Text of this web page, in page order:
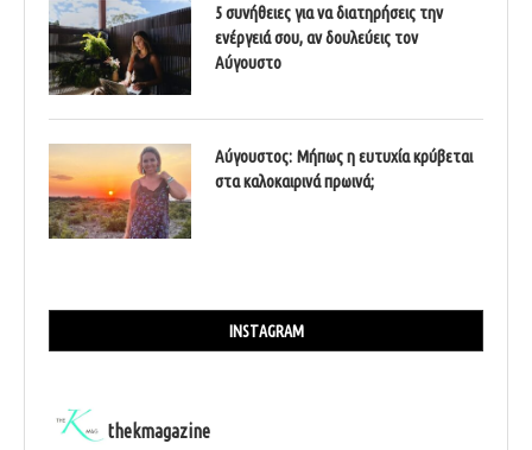
5 συνήθειες για να διατηρήσεις την
ενέργειά σου, αν δουλεύεις τον
Αύγουστο
Αύγουστος: Μήπως η ευτυχία κρύβεται
στα καλοκαιρινά πρωινά;
INSTAGRAM
thekmagazine